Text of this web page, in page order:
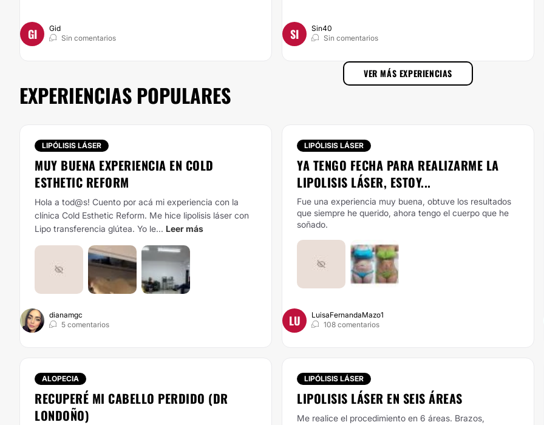
GI
Gid
Sin comentarios
SI
Sin40
Sin comentarios
VER MÁS EXPERIENCIAS
EXPERIENCIAS POPULARES
LIPÓLISIS LÁSER
MUY BUENA EXPERIENCIA EN COLD
ESTHETIC REFORM
Hola a tod@s! Cuento por acá mi experiencia con la
clínica Cold Esthetic Reform. Me hice lipolisis láser con
Lipo transferencia glútea. Yo le... Leer más
dianamgc
5 comentarios
LIPÓLISIS LÁSER
YA TENGO FECHA PARA REALIZARME LA
LIPOLISIS LÁSER, ESTOY...
Fue una experiencia muy buena, obtuve los resultados
que siempre he querido, ahora tengo el cuerpo que he
soñado.
LU
LuisaFernandaMazo1
108 comentarios
ALOPECIA
RECUPERÉ MI CABELLO PERDIDO (DR
LONDOÑO)
LIPÓLISIS LÁSER
LIPOLISIS LÁSER EN SEIS ÁREAS
Me realice el procedimiento en 6 áreas. Brazos,